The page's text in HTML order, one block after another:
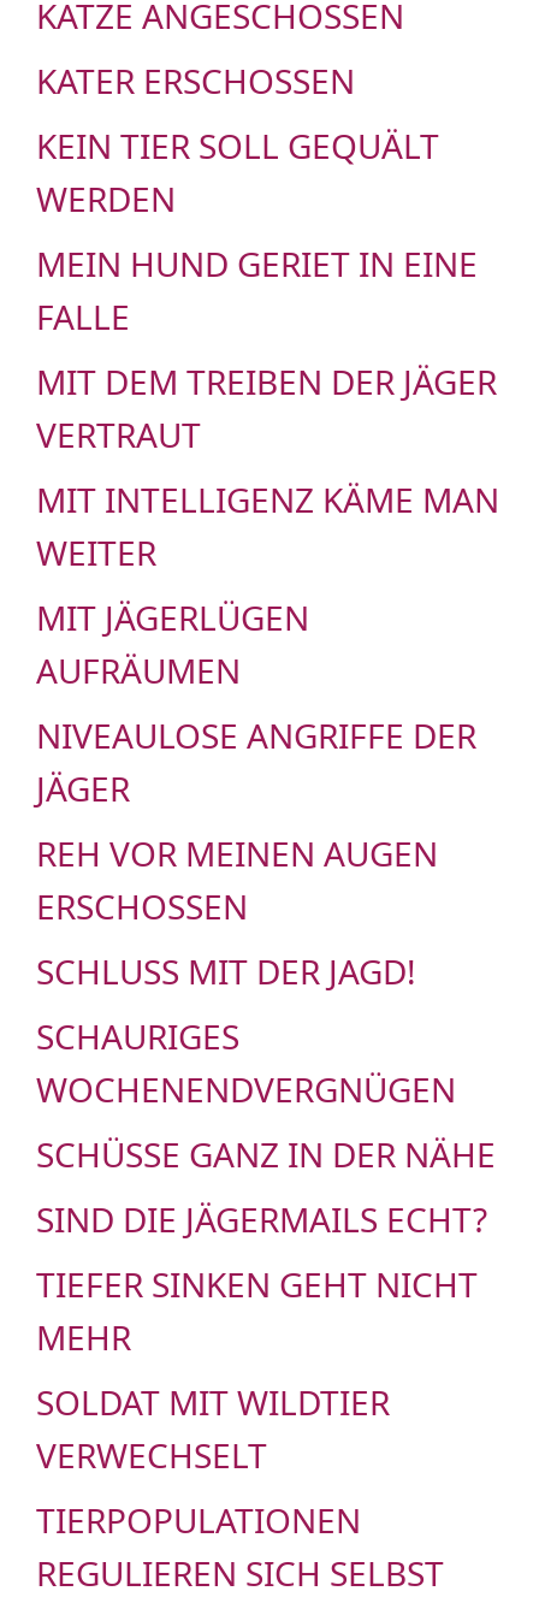
KATZE ANGESCHOSSEN
KATER ERSCHOSSEN
KEIN TIER SOLL GEQUÄLT
WERDEN
MEIN HUND GERIET IN EINE
FALLE
MIT DEM TREIBEN DER JÄGER
VERTRAUT
MIT INTELLIGENZ KÄME MAN
WEITER
MIT JÄGERLÜGEN
AUFRÄUMEN
NIVEAULOSE ANGRIFFE DER
JÄGER
REH VOR MEINEN AUGEN
ERSCHOSSEN
SCHLUSS MIT DER JAGD!
SCHAURIGES
WOCHENENDVERGNÜGEN
SCHÜSSE GANZ IN DER NÄHE
SIND DIE JÄGERMAILS ECHT?
TIEFER SINKEN GEHT NICHT
MEHR
SOLDAT MIT WILDTIER
VERWECHSELT
TIERPOPULATIONEN
REGULIEREN SICH SELBST